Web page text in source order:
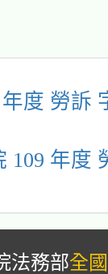
度 勞訴
109 年度
法務部全